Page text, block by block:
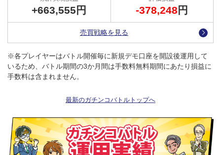
●開始・停止・ポジションの決済タイミングまでもまるわ
売買を繰り返し、コツコツと利益を積み上げていき、最終的に運用
を停止した後に残ったポジションを決済してトータルプラスとなれ
ば運用成功と言えます。
ガチンコバトルでは、各プレイヤーの運用開始時の設定内容だけで
のタイミングなど、すべてのアクションについて、随時 （公式）X
でお知らせしています。
・自動売買をやってみたいけど、やり方がわからない！
売買戦略を見る
+663,555円 -378,248 円
※各プレイヤーはバトル開催毎に新規デモ口座を開設後運用して
いるため、バトル期間の3か月間は手数料無料期間にあたり損益に
手数料は含まれません。
最新のガチンコバトルトップへ